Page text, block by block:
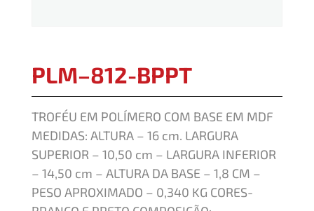
PLM–812-BPPT
TROFÉU EM POLÍMERO COM BASE EM MDF
MEDIDAS: ALTURA – 16 cm. LARGURA
SUPERIOR – 10,50 cm – LARGURA INFERIOR
– 14,50 cm – ALTURA DA BASE – 1,8 CM –
PESO APROXIMADO – 0,340 KG CORES-